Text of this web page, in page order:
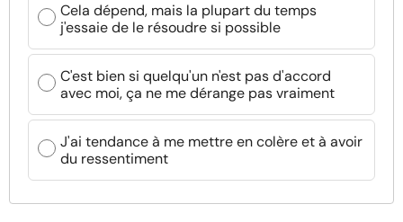
Cela dépend, mais la plupart du temps
j'essaie de le résoudre si possible
C'est bien si quelqu'un n'est pas d'accord
avec moi, ça ne me dérange pas vraiment
J'ai tendance à me mettre en colère et à avoir
du ressentiment